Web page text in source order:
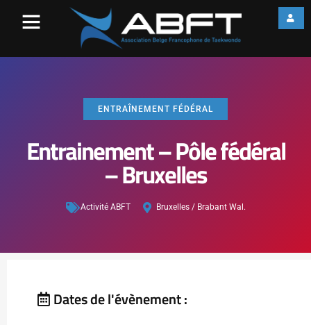
ENTRAÎNEMENT FÉDÉRAL
Entrainement – Pôle fédéral
– Bruxelles
Activité ABFT Bruxelles / Brabant Wal.
Dates de l'évènement :